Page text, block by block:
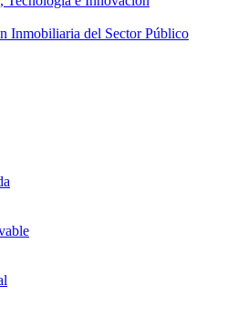
Inmobiliaria del Sector Público